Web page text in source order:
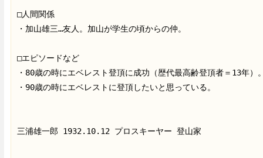
□人間関係
・加山雄三…友人。加山が学生の頃からの仲。
□エピソードなど
・80歳の時にエベレスト登頂に成功（歴代最高齢登頂者＝13年）
・90歳の時にエベレストに登頂したいと思っている。
三浦雄一郎 1932.10.12 プロスキーヤー 登山家